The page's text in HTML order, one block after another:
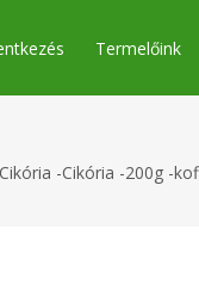
Termelőink
-Cikória -200g -